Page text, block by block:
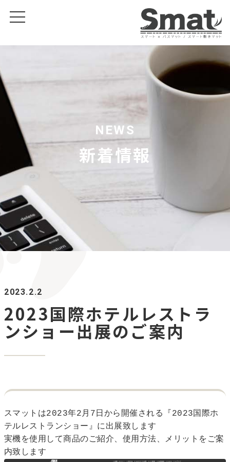
NEWS
新着情報
2023.2.2
2023国際ホテルレストラ
ンショー出展のご案内
スマットは2023年2月7日から開催される『2023国際ホ
実機を使用して商品のご紹介、使用方法、メリットをご案
内致します